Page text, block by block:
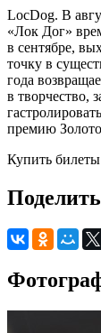
LocDog. В
«Лок Дог»
в сентябре,
точку в
года
в творчество,
премию
Купить